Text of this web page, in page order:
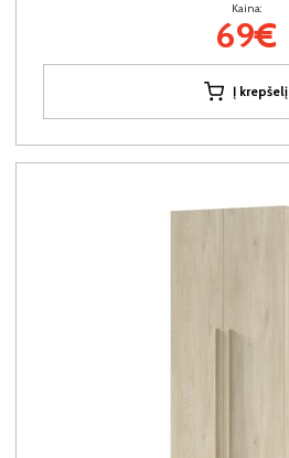
Kaina:
69€
Į krepšelį